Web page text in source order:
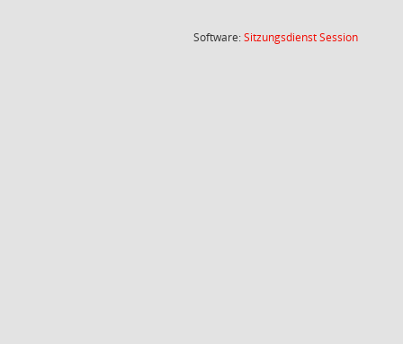
Software:SitzungsdienstSession(Wird in